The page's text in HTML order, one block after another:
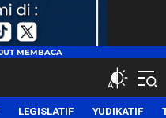
LEGISLATIF YUDIKATIF